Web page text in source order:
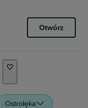
Otwórz
Ostrołęka